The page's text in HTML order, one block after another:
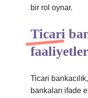
bir rol oynar.
Ticari
Ticari
bankaları ifade